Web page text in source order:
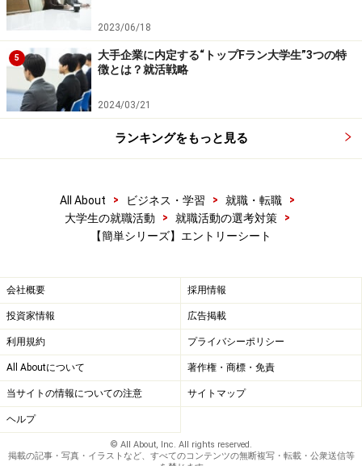
4.【産地表示の理論】ネタには具体性を。
最近、中国産の食品などが問題になっている。値段より
も、安全性が優先されるからだ。エントリーシートに書
ファーストフード店で身につけたチームワークは自
信があります。
マクドナルドで2年間アルバイトし、スウィングマ
ネージャーとして調布ワンダーシティ店の店長補佐
として、新人育成やシフト管理を担当しています。
よって、チームワークには自信があります。
どちらの自己PRが伝わるのかは一目瞭然だろう。固有名
詞や数字、エピソードがキモとなる。尚、全ての欄の文
2023/06/18
5
大手企業に内定する“トップFラン大学生”3つの特
徴とは？就活戦略
2024/03/21
ランキングをもっと見る
All About > ビジネス・学習 > 就職・転職
>
大学生の就職活動
> 就職活動の選考対策
>
【簡単シリーズ】エントリーシート
会社概要 採用情報
投資家情報 広告掲載
利用規約 プライバシーポリシー
All Aboutについて 著作権・商標・免責
当サイトの情報についての注意 サイトマップ
ヘルプ
© All About, Inc. All rights reserved.
掲載の記事・写真・イラストなど、すべてのコンテンツの無断複写・転載・公衆送信等